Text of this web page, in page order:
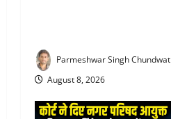
Parmeshwar Singh Chundwat
August 8, 2026